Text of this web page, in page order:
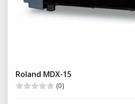
Roland MDX-15
(0)